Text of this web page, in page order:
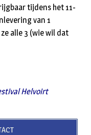
tijdens het 11-
van 1
alle 3 (wie wil dat
Helvoirt